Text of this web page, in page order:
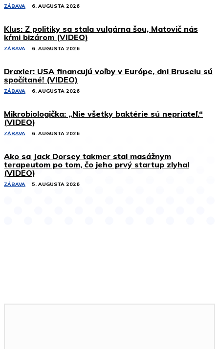
ZÁBAVA 6. AUGUSTA 2026
Klus: Z politiky sa stala vulgárna šou, Matovič nás
kŕmi bizárom (VIDEO)
ZÁBAVA 6. AUGUSTA 2026
Draxler: USA financujú voľby v Európe, dni Bruselu sú
spočítané! (VIDEO)
ZÁBAVA 6. AUGUSTA 2026
Mikrobiologička: „Nie všetky baktérie sú nepriateľ.“
(VIDEO)
ZÁBAVA 6. AUGUSTA 2026
Ako sa Jack Dorsey takmer stal masážnym
terapeutom po tom, čo jeho prvý startup zlyhal
(VIDEO)
ZÁBAVA 5. AUGUSTA 2026